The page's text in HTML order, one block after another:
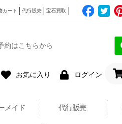
カート 代行販売 宝石買取
約はこちらから
お気に入り ログイン
メイド 代行販売